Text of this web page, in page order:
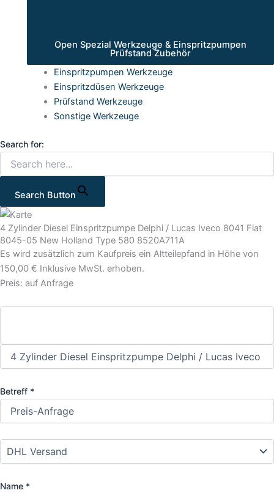
Open Spezial Werkzeuge & Einspritzpumpen
Prüfstand Zubehör
Einspritzpumpen Werkzeuge
Einspritzdüsen Werkzeuge
Prüfstand Werkzeuge
Sonstige Werkzeuge
Search for:
Search Button
4 Zylinder Diesel Einspritzpumpe Delphi / Lucas Iveco 8041 Fiat
8045-05 New Holland Type 580 8520A711A
Es wird zusätzlich zum Kaufpreis ein Altteilepfand in Höhe von
150,00 € Inklusive MwSt. erhoben.
Preis: auf Anfrage
Betreff *
Name *